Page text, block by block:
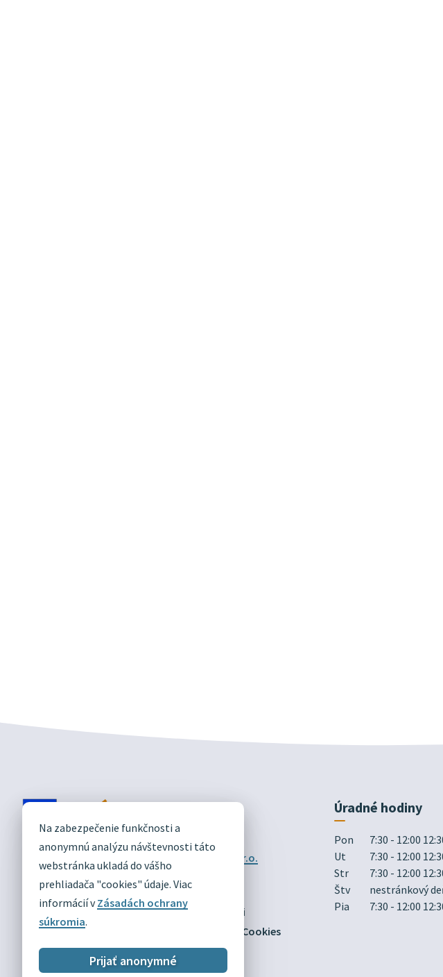
Na zabezpečenie funkčnosti a
anonymnú analýzu návštevnosti táto
webstránka ukladá do vášho
prehliadača "cookies" údaje. Viac
informácií vZásadách ochrany
súkromia.
Prijať anonymné
DIVÍN
OFICIÁLNE STRÁNKY
Technický prevádzkovateľ:
Alphabet partner s.r.o.
Správca obsahu:Obec Divín
Posledná aktualizácia:03.08.2026
Mapa
Vyhlásenie o prístupnosti
Zásady ochrany osobných údajov
Nastaviť Cookies
Úradné hodiny
Pon
7:30 - 12:00
Ut
7:30 - 12:00
Str
7:30 - 12:00
Štv
nestránkový
Pia
7:30 - 12:00